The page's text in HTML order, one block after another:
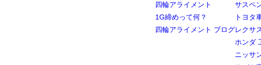
四輪アライメント
1G締めって何？
四輪アライメント ブログ
サスペ
トヨタ
レクサ
ホンダ
ニッサ